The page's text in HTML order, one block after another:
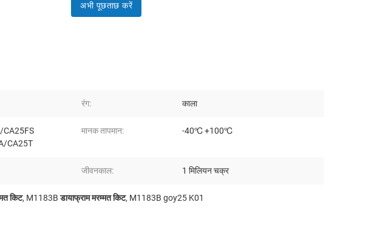
अभी पूछताछ करें
रंग: काला
CA25FS
CA25T
मानक तापमान: -40℃ +100℃
जीवनकाल: 1 मिलियन चक्र
किट, M1183B डायाफ्राम मरम्मत किट, M1183B goy25 K01